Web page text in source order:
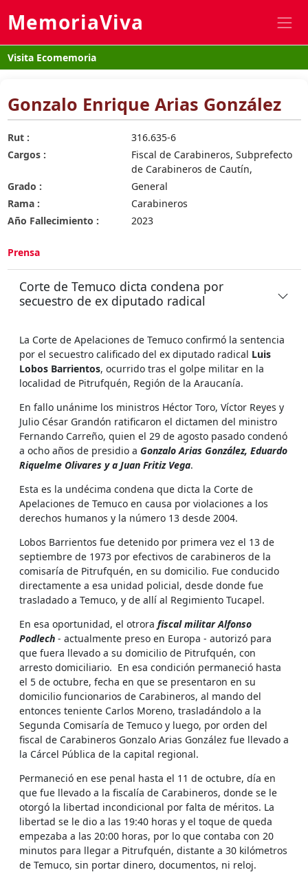
MemoriaViva
Visita Ecomemoria
Gonzalo Enrique Arias González
Rut :
316.635-6
Cargos :
Fiscal de Carabineros, Subprefecto
de Carabineros de Cautín,
Grado :
General
Rama :
Carabineros
Año Fallecimiento :
2023
Prensa
Corte de Temuco dicta condena por
secuestro de ex diputado radical
La Corte de Apelaciones de Temuco confirmó la sentencia
por el secuestro calificado del ex diputado radical Luis
Lobos Barrientos, ocurrido tras el golpe militar en la
localidad de Pitrufquén, Región de la Araucanía.
En fallo unánime los ministros Héctor Toro, Víctor Reyes y
Julio César Grandón ratificaron el dictamen del ministro
Fernando Carreño, quien el 29 de agosto pasado condenó
a ocho años de presidio a Gonzalo Arias González, Eduardo
Riquelme Olivares y a Juan Fritiz Vega.
Esta es la undécima condena que dicta la Corte de
Apelaciones de Temuco en causa por violaciones a los
derechos humanos y la número 13 desde 2004.
Lobos Barrientos fue detenido por primera vez el 13 de
septiembre de 1973 por efectivos de carabineros de la
comisaría de Pitrufquén, en su domicilio. Fue conducido
directamente a esa unidad policial, desde donde fue
trasladado a Temuco, y de allí al Regimiento Tucapel.
En esa oportunidad, el otrora fiscal militar Alfonso
Podlech - actualmente preso en Europa - autorizó para
que fuera llevado a su domicilio de Pitrufquén, con
arresto domiciliario. En esa condición permaneció hasta
el 5 de octubre, fecha en que se presentaron en su
domicilio funcionarios de Carabineros, al mando del
entonces teniente Carlos Moreno, trasladándolo a la
Segunda Comisaría de Temuco y luego, por orden del
fiscal de Carabineros Gonzalo Arias González fue llevado a
la Cárcel Pública de la capital regional.
Permaneció en ese penal hasta el 11 de octubre, día en
que fue llevado a la fiscalía de Carabineros, donde se le
otorgó la libertad incondicional por falta de méritos. La
libertad se le dio a las 19:40 horas y el toque de queda
empezaba a las 20:00 horas, por lo que contaba con 20
minutos para llegar a Pitrufquén, distante a 30 kilómetros
de Temuco, sin portar dinero, documentos, ni reloj.